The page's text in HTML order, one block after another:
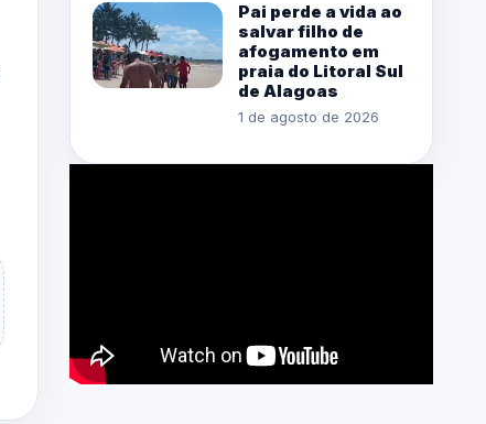
Pai perde a vida ao
salvar filho de
afogamento em
praia do Litoral Sul
de Alagoas
1 de agosto de 2026